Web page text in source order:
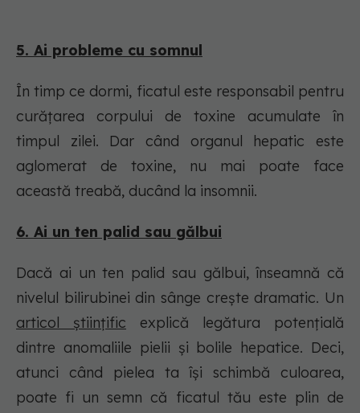
5. Ai probleme cu somnul
În timp ce dormi, ficatul este responsabil pentru
curățarea corpului de toxine acumulate în
timpul zilei. Dar când organul hepatic este
aglomerat de toxine, nu mai poate face
această treabă, ducând la insomnii.
6. Ai un ten palid sau gălbui
Dacă ai un ten palid sau gălbui, înseamnă că
nivelul bilirubinei din sânge crește dramatic. Un
articol științific explică legătura potențială
dintre anomaliile pielii și bolile hepatice. Deci,
atunci când pielea ta își schimbă culoarea,
poate fi un semn că ficatul tău este plin de